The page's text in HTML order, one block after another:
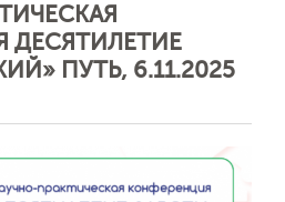
ДЕСЯТИЛЕТИЕ
ПУТЬ, 6.11.2025